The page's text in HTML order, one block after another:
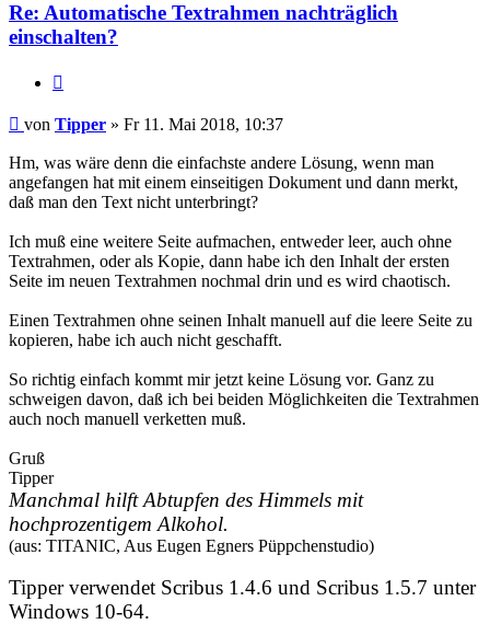
Re: Automatische Textrahmen nachträglich
einschalten?
Beitrag
von Tipper » Fr 11. Mai 2018, 10:37
Hm, was wäre denn die einfachste andere Lösung, wenn man
angefangen hat mit einem einseitigen Dokument und dann merkt,
daß man den Text nicht unterbringt?
Ich muß eine weitere Seite aufmachen, entweder leer, auch ohne
Textrahmen, oder als Kopie, dann habe ich den Inhalt der ersten
Seite im neuen Textrahmen nochmal drin und es wird chaotisch.
Einen Textrahmen ohne seinen Inhalt manuell auf die leere Seite zu
kopieren, habe ich auch nicht geschafft.
So richtig einfach kommt mir jetzt keine Lösung vor. Ganz zu
schweigen davon, daß ich bei beiden Möglichkeiten die Textrahmen
auch noch manuell verketten muß.
Gruß
Tipper
Manchmal hilft Abtupfen des Himmels mit
hochprozentigem Alkohol.
(aus: TITANIC, Aus Eugen Egners Püppchenstudio)
Tipper verwendet Scribus 1.4.6 und Scribus 1.5.7 unter
Windows 10-64.